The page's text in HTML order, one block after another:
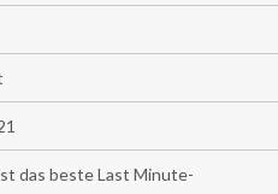
das beste Last Minute-